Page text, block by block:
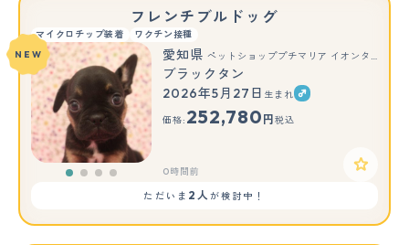
フレンチブルドッグ
マイクロチップ装着
ワクチン接種
NEW
愛知県 ペットショッププチマリア イオンタウン弥富店
ブラックタン
2026年5月27日 生まれ
価格: 252,780 円 税込
0時間前
ただいま 2人が検討中！